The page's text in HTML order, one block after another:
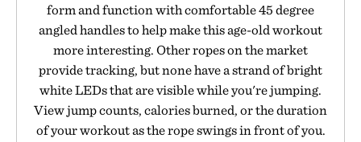
form and function with comfortable 45 degree
angled handles to help make this age-old workout
more interesting. Other ropes on the market
provide tracking, but none have a strand of bright
white LEDs that are visible while you're jumping.
View jump counts, calories burned, or the duration
of your workout as the rope swings in front of you.